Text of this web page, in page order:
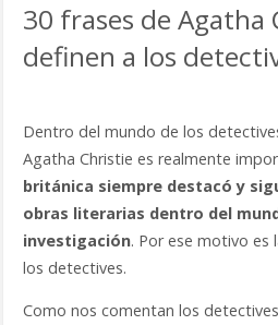
30 frases de Agatha
definen a los
Dentro del mundo de los
Agatha Christie es realmente
británica siempre destacó y
obras literarias dentro del
investigación. Por ese motivo es
los detectives.
Como nos comentan los